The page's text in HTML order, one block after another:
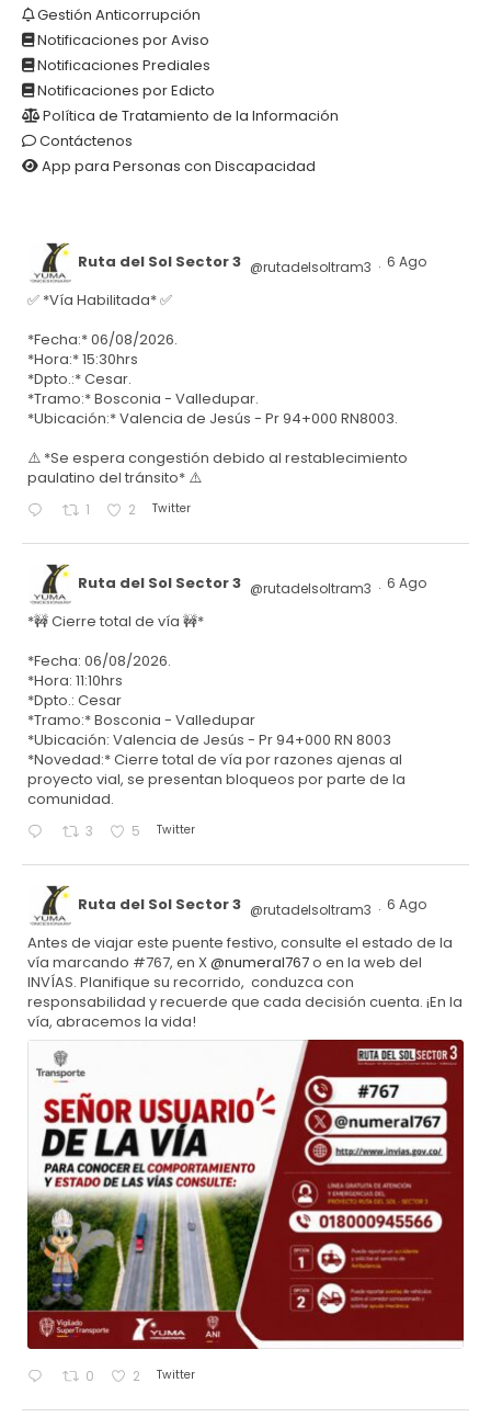
Gestión Anticorrupción
Notificaciones por Aviso
Notificaciones Prediales
Notificaciones por Edicto
Política de Tratamiento de la Información
Contáctenos
App para Personas con Discapacidad
Ruta del Sol Sector 3 @rutadelsoltram3 · 6 Ago
✅ *Vía Habilitada* ✅
*Fecha:* 06/08/2026.
*Hora:* 15:30hrs
*Dpto.:* Cesar.
*Tramo:* Bosconia - Valledupar.
*Ubicación:* Valencia de Jesús - Pr 94+000 RN8003.
⚠️ *Se espera congestión debido al restablecimiento
paulatino del tránsito* ⚠️
1 2 Twitter
Ruta del Sol Sector 3 @rutadelsoltram3 · 6 Ago
*🚧 Cierre total de vía 🚧*
*Fecha: 06/08/2026.
*Hora: 11:10hrs
*Dpto.: Cesar
*Tramo:* Bosconia - Valledupar
*Ubicación: Valencia de Jesús - Pr 94+000 RN 8003
*Novedad:* Cierre total de vía por razones ajenas al
proyecto vial, se presentan bloqueos por parte de la
comunidad.
3 5 Twitter
Ruta del Sol Sector 3 @rutadelsoltram3 · 6 Ago
Antes de viajar este puente festivo, consulte el estado de la
vía marcando #767, en X@numeral767o en la web del
INVÍAS. Planifique su recorrido, conduzca con
responsabilidad y recuerde que cada decisión cuenta. ¡En la
vía, abracemos la vida!
0 2 Twitter